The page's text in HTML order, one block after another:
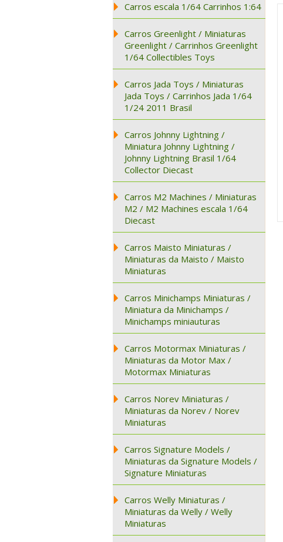
Carros escala 1/64 Carrinhos 1:64
Carros Greenlight / Miniaturas
Greenlight / Carrinhos Greenlight
1/64 Collectibles Toys
Carros Jada Toys / Miniaturas
Jada Toys / Carrinhos Jada 1/64
1/24 2011 Brasil
Carros Johnny Lightning /
Miniatura Johnny Lightning /
Johnny Lightning Brasil 1/64
Collector Diecast
Carros M2 Machines / Miniaturas
M2 / M2 Machines escala 1/64
Diecast
Carros Maisto Miniaturas /
Miniaturas da Maisto / Maisto
Miniaturas
Carros Minichamps Miniaturas /
Miniatura da Minichamps /
Minichamps miniauturas
Carros Motormax Miniaturas /
Miniaturas da Motor Max /
Motormax Miniaturas
Carros Norev Miniaturas /
Miniaturas da Norev / Norev
Miniaturas
Carros Signature Models /
Miniaturas da Signature Models /
Signature Miniaturas
Carros Welly Miniaturas /
Miniaturas da Welly / Welly
Miniaturas